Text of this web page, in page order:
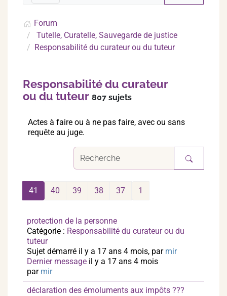
Forum
Tutelle, Curatelle, Sauvegarde de justice
Responsabilité du curateur ou du tuteur
Responsabilité du curateur
ou du tuteur 807 sujets
Actes à faire ou à ne pas faire, avec ou sans
requête au juge.
1
37
38
39
40
41
protection de la personne
Catégorie : Responsabilité du curateur ou du
tuteur
Sujet démarré il y a 17 ans 4 mois, par mir
Dernier message il y a 17 ans 4 mois
par mir
déclaration des émoluments aux impôts ???